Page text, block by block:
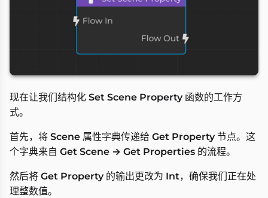
现在让我们结构化 Set Scene Property函数的工作方
式。
首先，将 Scene 属性字典传递给 Get Property节点。这
个字典来自 Get Scene → Get Properties 的流程。
然后将 Get Property的输出更改为 Int，确保我们正在处
理整数值。